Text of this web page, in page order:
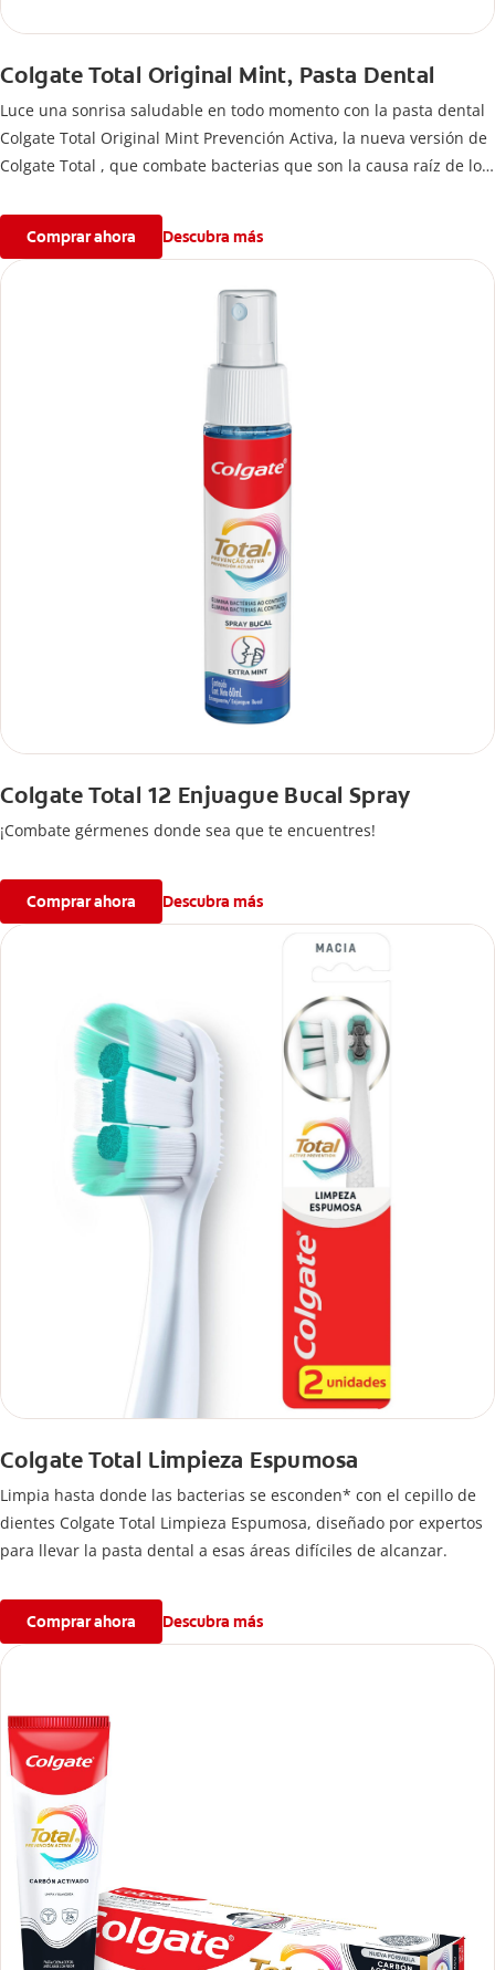
Colgate Total Original Mint, Pasta Dental
Luce una sonrisa saludable en todo momento con la pasta dental
Colgate Total Original Mint Prevención Activa, la nueva versión de
Colgate Total , que combate bacterias que son la causa raíz de los
salud bucal completa, gracias a la nueva fórmula con desempeño
superior**** de la pasta de dientes Colgate Total que te ofrece 24
horas** de protección antibacterial.
****Vs crema dental regular con flúor sin ingrediente
**Con el cepillado 2 veces por día y uso continuo por 4 semanas.
Comprar ahora Descubra más
Colgate Total 12 Enjuague Bucal Spray
¡Combate gérmenes donde sea que te encuentres!
Comprar ahora Descubra más
Colgate Total Limpieza Espumosa
Limpia hasta donde las bacterias se esconden* con el cepillo de
dientes Colgate Total Limpieza Espumosa, diseñado por expertos
para llevar la pasta dental a esas áreas difíciles de alcanzar.
Comprar ahora Descubra más